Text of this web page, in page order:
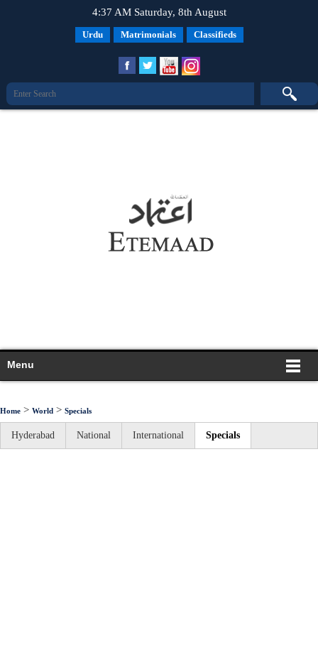
4:37 AM Saturday, 8th August
Urdu Matrimonials Classifieds
Menu
Home > World > Specials
Hyderabad National International Specials